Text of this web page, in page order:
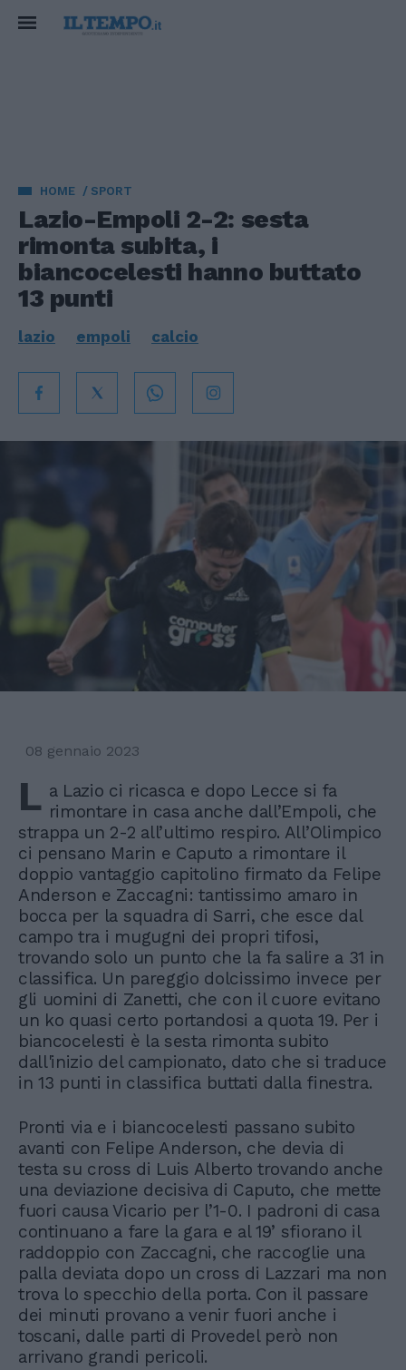
HOME SPORT
Lazio-Empoli 2-2: sesta
rimonta subita, i
biancocelesti hanno buttato
13 punti
lazio empoli calcio
08 gennaio 2023
L a Lazio ci ricasca e dopo Lecce si fa
rimontare in casa anche dall’Empoli, che
strappa un 2-2 all’ultimo respiro. All’Olimpico
ci pensano Marin e Caputo a rimontare il
doppio vantaggio capitolino firmato da Felipe
Anderson e Zaccagni: tantissimo amaro in
bocca per la squadra di Sarri, che esce dal
campo tra i mugugni dei propri tifosi,
trovando solo un punto che la fa salire a 31 in
classifica. Un pareggio dolcissimo invece per
gli uomini di Zanetti, che con il cuore evitano
un ko quasi certo portandosi a quota 19. Per i
biancocelesti è la sesta rimonta subito
dall'inizio del campionato, dato che si traduce
in 13 punti in classifica buttati dalla finestra.
Pronti via e i biancocelesti passano subito
avanti con Felipe Anderson, che devia di
testa su cross di Luis Alberto trovando anche
una deviazione decisiva di Caputo, che mette
fuori causa Vicario per l’1-0. I padroni di casa
continuano a fare la gara e al 19’ sfiorano il
raddoppio con Zaccagni, che raccoglie una
palla deviata dopo un cross di Lazzari ma non
trova lo specchio della porta. Con il passare
dei minuti provano a venir fuori anche i
toscani, dalle parti di Provedel però non
arrivano grandi pericoli.